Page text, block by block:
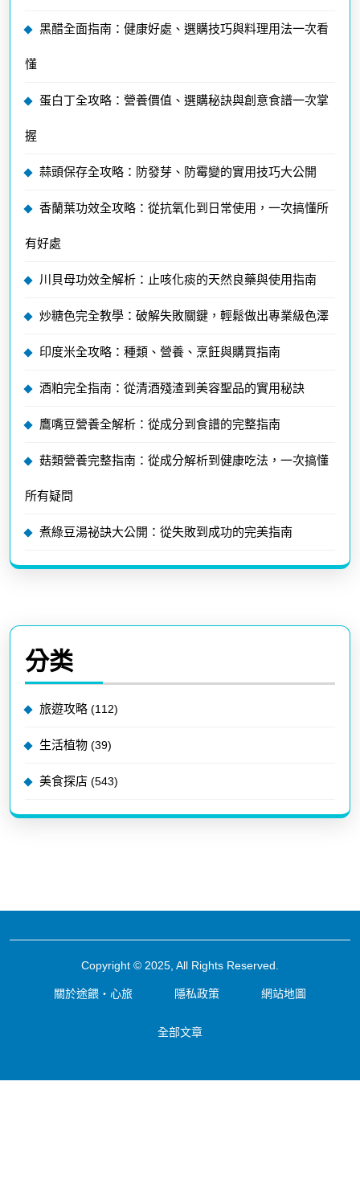
黑醋全面指南：健康好處、選購技巧與料理用法一次看
懂
蛋白丁全攻略：營養價值、選購秘訣與創意食譜一次掌
握
蒜頭保存全攻略：防發芽、防霉變的實用技巧大公開
香蘭葉功效全攻略：從抗氧化到日常使用，一次搞懂所
有好處
川貝母功效全解析：止咳化痰的天然良藥與使用指南
炒糖色完全教學：破解失敗關鍵，輕鬆做出專業級色澤
印度米全攻略：種類、營養、烹飪與購買指南
酒粕完全指南：從清酒殘渣到美容聖品的實用秘訣
鷹嘴豆營養全解析：從成分到食譜的完整指南
菇類營養完整指南：從成分解析到健康吃法，一次搞懂
所有疑問
煮綠豆湯祕訣大公開：從失敗到成功的完美指南
分类
旅遊攻略 (112)
生活植物 (39)
美食探店 (543)
Copyright © 2025, All Rights Reserved.
關於途餵・心旅 隱私政策 網站地圖
全部文章